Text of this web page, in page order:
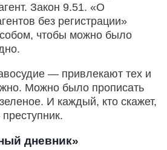
Закон 9.51. «О
без регистрации»
чтобы можно было
— привлекают тех и
Можно было прописать
И каждый, кто скажет,
дневник»